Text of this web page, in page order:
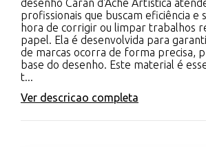
desenho Caran d'Ache Artística
profissionais que buscam eficiência e
hora de corrigir ou limpar trabalhos
papel. Ela é desenvolvida para
de marcas ocorra de forma precisa,
base do desenho. Este material é
t...
Ver descricao completa